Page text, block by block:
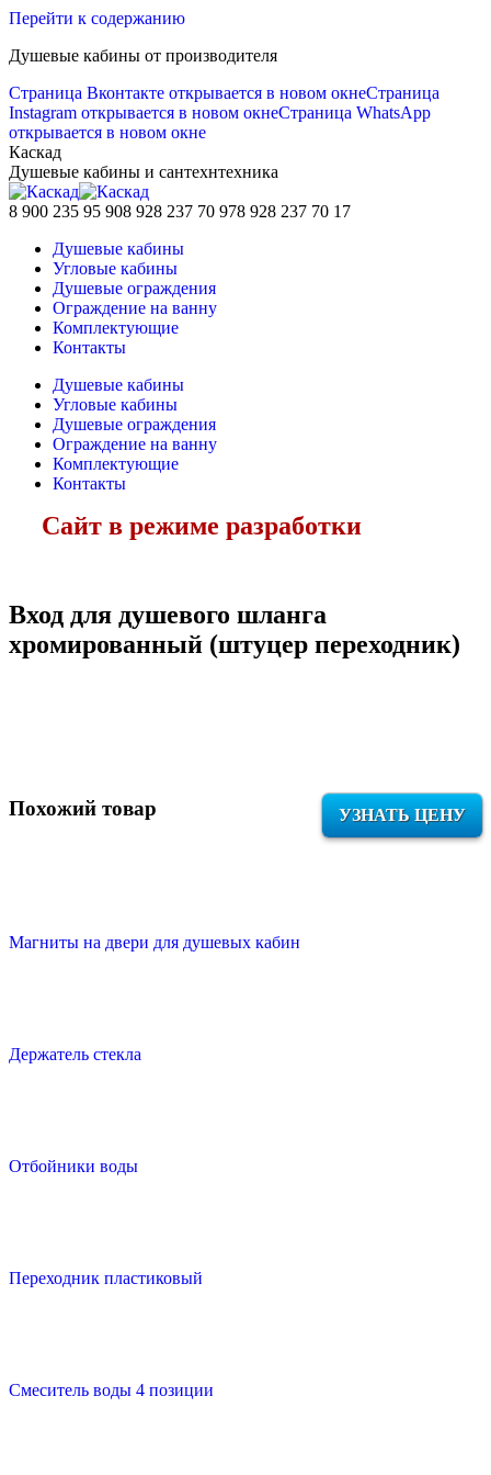
Перейти к содержанию
Душевые кабины от производителя
Страница Вконтакте открывается в новом окнеСтраница
Instagram открывается в новом окнеСтраница WhatsApp
открывается в новом окне
Каскад
Душевые кабины и сантехнтехника
8 900 235 95 908 928 237 70 978 928 237 70 17
Душевые кабины
Угловые кабины
Душевые ограждения
Ограждение на ванну
Комплектующие
Контакты
Душевые кабины
Угловые кабины
Душевые ограждения
Ограждение на ванну
Комплектующие
Контакты
Сайт в режиме разработки
Вход для душевого шланга
хромированный (штуцер переходник)
УЗНАТЬ ЦЕНУ
Похожий товар
Магниты на двери для душевых кабин
Держатель стекла
Отбойники воды
Переходник пластиковый
Смеситель воды 4 позиции